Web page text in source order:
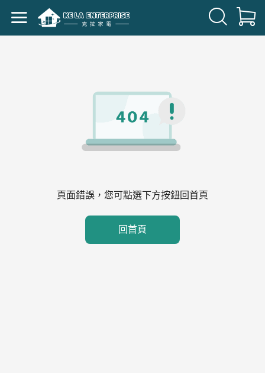
頁面錯誤，您可點選下方按鈕回首頁
回首頁